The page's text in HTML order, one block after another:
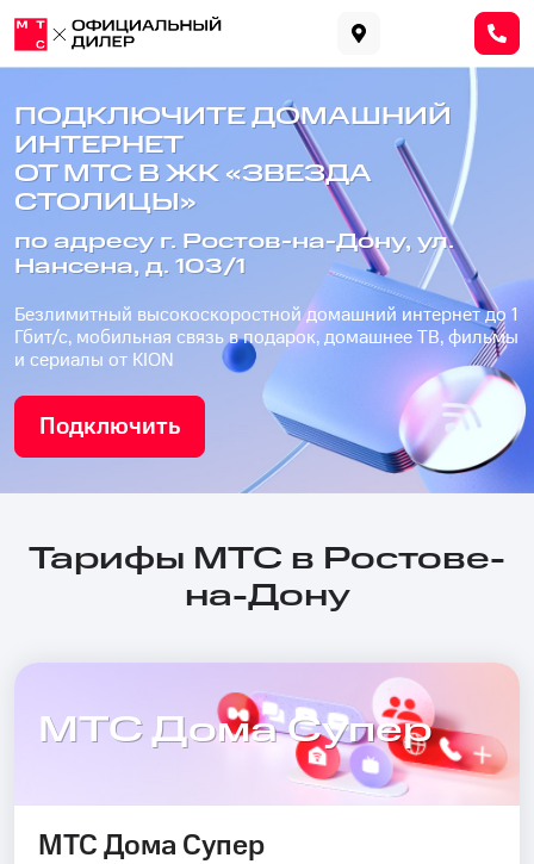
ПОДКЛЮЧИТЕ ДОМАШНИЙ
ИНТЕРНЕТ
ОТ МТС В ЖК «ЗВЕЗДА
СТОЛИЦЫ»
по адресу г. Ростов-на-Дону, ул.
Нансена, д. 103/1
Безлимитный высокоскоростной домашний интернет до 1
Гбит/с, мобильная связь в подарок, домашнее ТВ, фильмы
и сериалы от KION
Подключить
Тарифы МТС в Ростове-
на-Дону
МТС Дома Супер
МТС Дома Супер